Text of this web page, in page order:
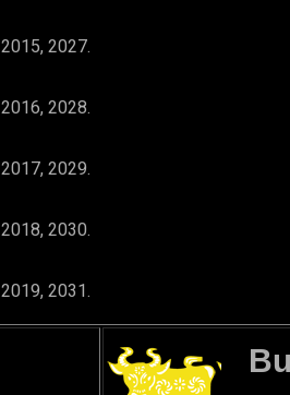
2027.
2028.
2029.
2030.
2031.